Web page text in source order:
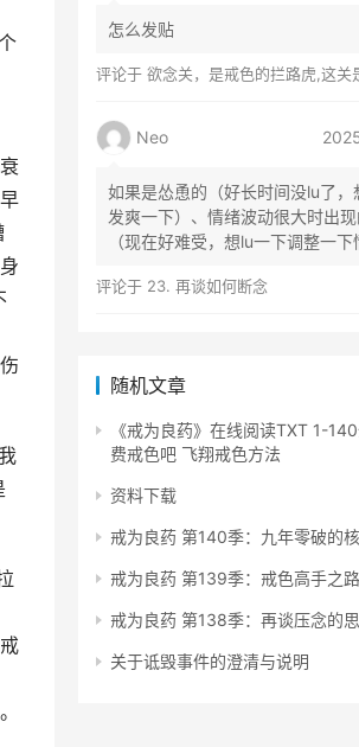
怎么发贴
评论于 欲念关，是戒色的拦路虎,这关是
Neo
如果是怂恿的（好长时间没lu了，
发爽一下）、情绪波动很大时出现
（现在好难受，想lu一下调整一下
评论于 23. 再谈如何断念
随机文章
《戒为良药》在线阅读TXT 1-
费戒色吧 飞翔戒色方法
资料下载
戒为良药 第140季：九年零破的
戒为良药 第139季：戒色高手之
戒为良药 第138季：再谈压念的
关于诋毁事件的澄清与说明